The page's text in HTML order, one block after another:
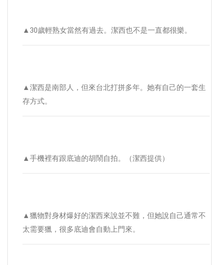
▲30歲輕熟女當然有過去。潔西也不是一直都很樂。
▲潔西是南部人，但來台北打拼多年。她有自己的一套生
存方式。
▲手機裡有跟底迪的胡鬧自拍。（潔西提供）
▲獵物對身材爆好的潔西來說並不難，但她說自己通常不
太需要獵，很多底迪會自動上門來。